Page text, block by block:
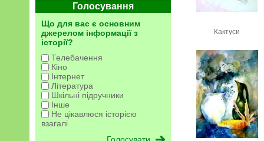
Голосування
Що для вас є основним
джерелом інформації з
історії?
Телебачення
Кіно
Інтернет
Література
Шкільні підручники
Інше
Не цікавлюся історією
взагалі
Кактуси